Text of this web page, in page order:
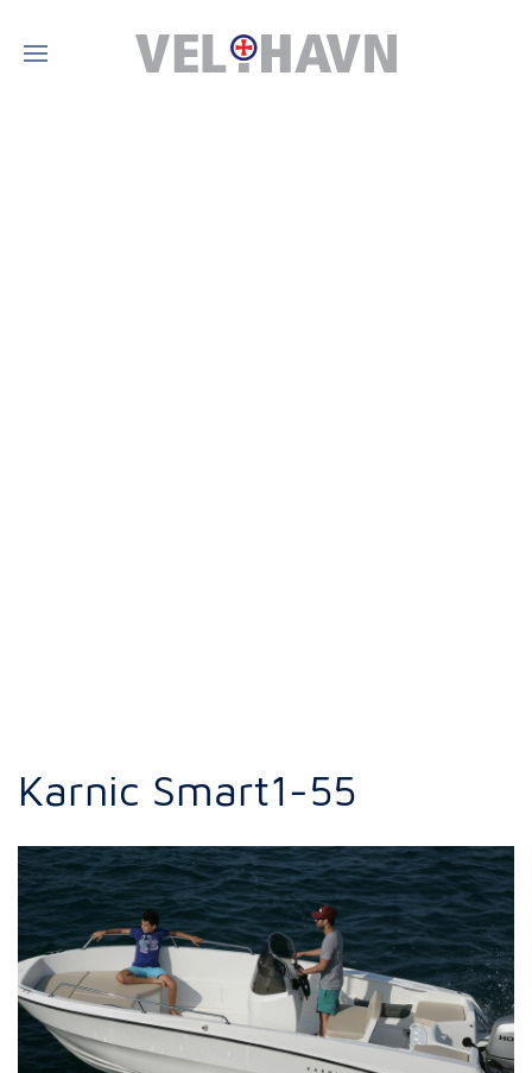
Karnic Smart1-55